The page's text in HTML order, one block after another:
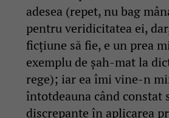
adesea (repet, nu bag
pentru veridicitatea ei,
ficțiune să fie, e un prea
exemplu de șah-mat la
rege); iar ea îmi vine-n
întotdeauna când constat
discrepanțe în aplicarea